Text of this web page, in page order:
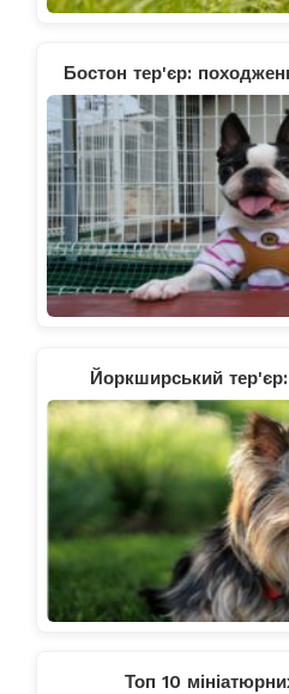
Бостон тер'єр:
Йоркширський тер'єр:
Топ 10